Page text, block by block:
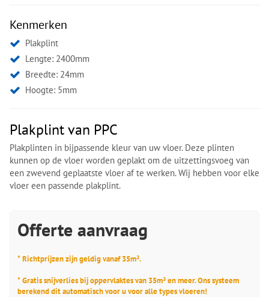
Kenmerken
Plakplint
Lengte: 2400mm
Breedte: 24mm
Hoogte: 5mm
Plakplint van PPC
Plakplinten in bijpassende kleur van uw vloer. Deze plinten
kunnen op de vloer worden geplakt om de uitzettingsvoeg van
een zwevend geplaatste vloer af te werken. Wij hebben voor elke
vloer een passende plakplint.
Offerte aanvraag
* Richtprijzen zijn geldig vanaf 35m².
* Gratis snijverlies bij oppervlaktes van 35m² en meer. Ons systeem
berekend dit automatisch voor u voor alle types vloeren!